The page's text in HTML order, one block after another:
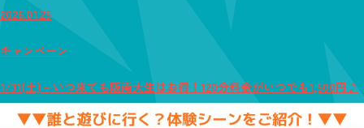
2026.01.25
キャンペーン
1/31(土)～いつ来ても阪南大生はお得！120分料金がいつでも1,500円♪